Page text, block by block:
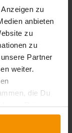
zu
anbieten
zu
zu
Partner
weiter.
die Du
timelapse 0 Std. 42 Min.